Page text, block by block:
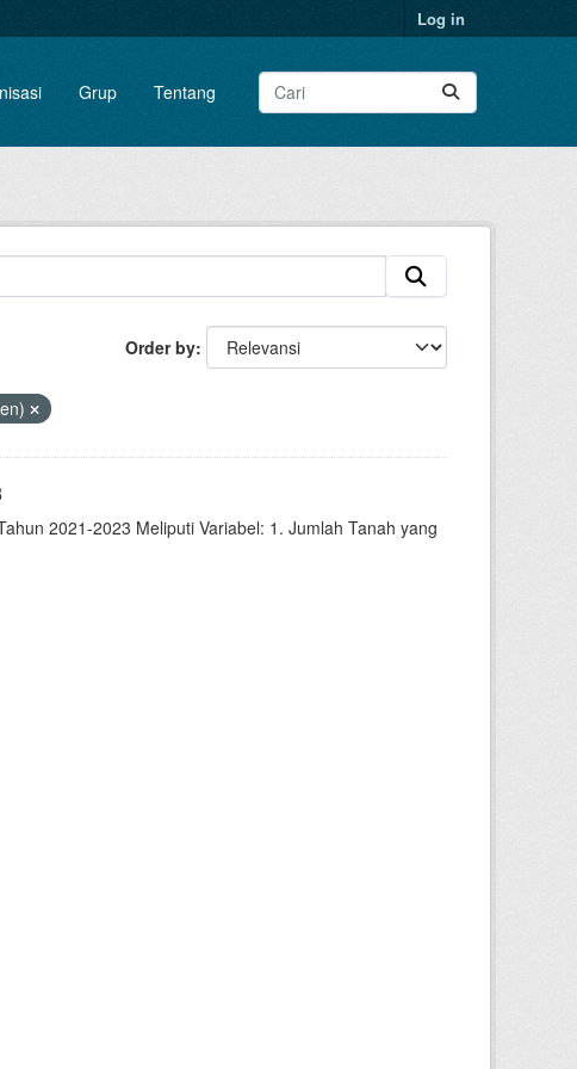
Log in
Grup Tentang
Order by
2021-2023 Meliputi Variabel: 1. Jumlah Tanah yang